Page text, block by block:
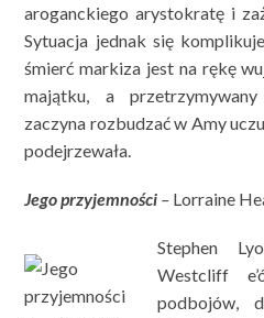
aroganckiego arystokratę i
Sytuacja jednak się
śmierć markiza jest na rękę
majątku, a
zaczyna rozbudzać w Amy
podejrzewała.
Jego przyjemności – Lorraine
Stephen
Westcliff
podbojów,